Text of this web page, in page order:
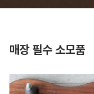
매장 필수 소모품